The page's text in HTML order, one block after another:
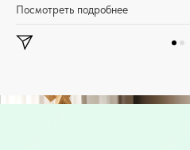
Посмотреть подробнее